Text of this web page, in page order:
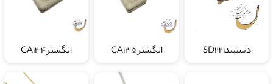
دستبندSD221 انگشتر CA135 انگشتر CA134